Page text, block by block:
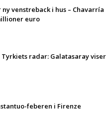
ny venstreback i hus – Chavarría
euro
Tyrkiets radar: Galatasaray viser
feberen i Firenze